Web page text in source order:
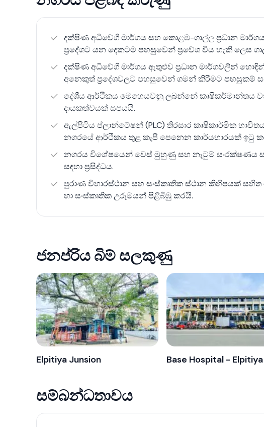
ඇල්පිටිය යනු කෘෂිකාර්මික ප්‍රදේශයක් පමණක් නොව
එකතුවක් සහිතව වැඩෙන උප නාගරික ප්‍රදේශයකි.
පදිංචිකරුවන්ට සහ ආයෝජකයින්ට එය ආකර්ශනීය
ඇල්පිටිය, එහි සන්සුන් පරිසරය, සංස්කෘතික උරුමයන් සහ
උප නාගරික නිස්කලංකත්වයේ අද්විතීය සම්මිශ්‍රණයක්
නේවාසික ප්‍රවර්ධනය සහ වාණිජ සංවර්ධනය කිරීම
කිරීමට ඉඩ ඇති අතර, එය පදිංචිකරුවන්ට සහ
පත් කරයි.
දක්ෂිණ අධිවේගී මාර්ගය සහ කොළඹ-ගාල්ල ප්‍රධාන
ප්‍රදේශට යන දෙකටම පහසුවෙන් ප්‍රවේශ විය හැකි ලෙස
දක්ෂිණ අධිවේගී මාර්ගය ඇතුළුව ප්‍රධාන මාර්ගවලින්
අනෙකුත් ප්‍රදේශවලට පහසුවෙන් ගමන් කිරීමට පහසුකම්
දේශීය ආර්ථිකය මෙහෙයවනු ලබන්නේ කෘෂිකර්මාන්තය
දායකත්වයක් සපයයි.
ඇල්පිටිය ප්ලාන්ටේෂන් (PLC) තිරසාර කෘෂිකාර්මික
නගරයේ ආර්ථිකය තුළ කැපී පෙනෙන කාර්යභාරයක් ඉටු
නගරය විශේෂයෙන් වෙස් මුහුණු සහ නැටුම් සංරක්ෂණය
සඳහා ප්‍රසිද්ධය.
පුරාණ විහාරස්ථාන සහ සංස්කෘතික ස්ථාන කිහිපයක්
හා සංස්කෘතික උරුමයන් පිළිබිඹු කරයි.
ජනප්රිය බිම් සලකුණු
Elpitiya Junsion Base Hospital - Elpitiya
සම්බන්ධතාවය